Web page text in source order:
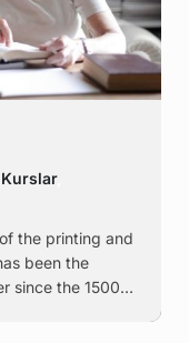
Kurslar,
the printing and
been the
since the 1500s,